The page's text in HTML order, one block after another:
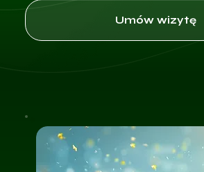
Umów wizytę